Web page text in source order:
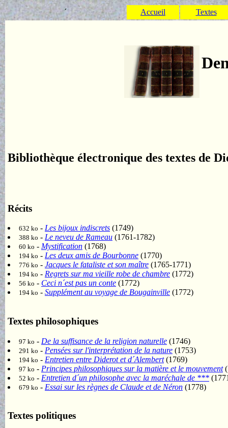
´ Accueil Textes
Bibliothèque électronique des textes de
Récits
632 ko - Les bijoux indiscrets (1749)
388 ko - Le neveu de Rameau (1761-1782)
60 ko - Mystification (1768)
194 ko - Les deux amis de Bourbonne (1770)
776 ko - Jacques le fataliste et son maître (1765-1771)
194 ko - Regrets sur ma vieille robe de chambre (1772)
56 ko - Ceci n´est pas un conte (1772)
194 ko - Supplément au voyage de Bougainville (1772)
Textes philosophiques
97 ko - De la suffisance de la religion naturelle (1746)
291 ko - Pensées sur l'interprétation de la nature (1753)
194 ko - Entretien entre Diderot et d´Alembert(1769)
97 ko - Principes philosophiques sur la matière et le mouvement
52 ko - Entretien d´un philosophe avec la maréchale de ***
679 ko - Essai sur les règnes de Claude et de Néron (1778)
Textes politiques